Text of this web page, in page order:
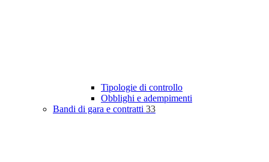
Tipologie di controllo
Obblighi e adempimenti
Bandi di gara e contratti 33